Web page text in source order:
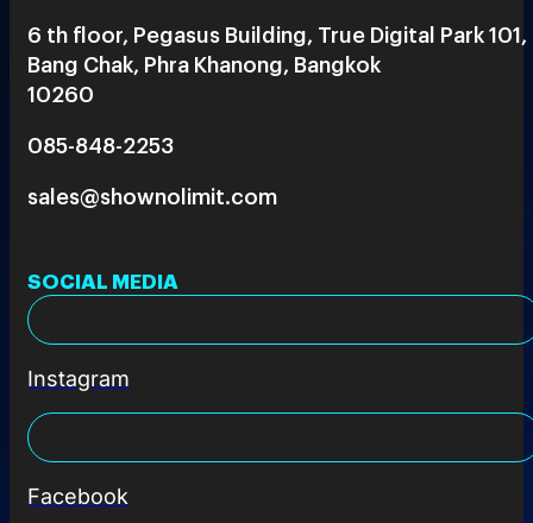
6 th floor, Pegasus Building, True Digital Park 101,
Bang Chak, Phra Khanong, Bangkok
10260
085-848-2253
sales@shownolimit.com
SOCIAL MEDIA
Instagram
Facebook